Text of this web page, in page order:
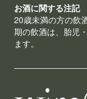
お酒に関する注記
20歳未満の方の飲
期の飲酒は、胎児
ます。